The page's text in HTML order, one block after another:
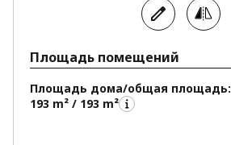
Площадь помещений
Площадь дома/общая площадь:
193 m² / 193 m²